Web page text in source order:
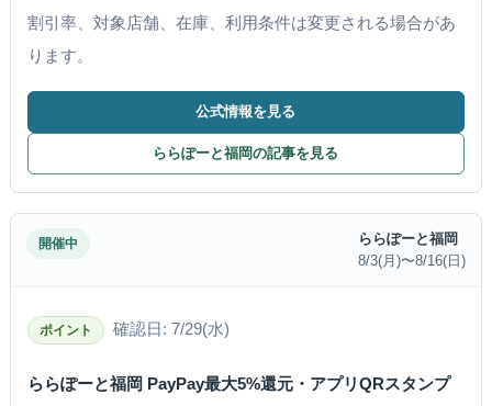
割引率、対象店舗、在庫、利用条件は変更される場合があ
ります。
公式情報を見る
ららぽーと福岡の記事を見る
開催中
ららぽーと福岡
8/3(月)〜8/16(日)
ポイント 確認日: 7/29(水)
ららぽーと福岡 PayPay最大5%還元・アプリQRスタンプ